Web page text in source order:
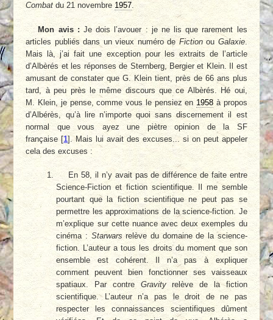
Combatdu 21 novembre1957.
Mon avis :Je dois l’avouer : je ne lis que rarement les
articles publiés dans un vieux numéro de Fictionou Galaxie.
Mais là, j’ai fait une exception pour les extraits de l’article
d’Albèrés et les réponses de Sternberg, Bergier et Klein. Il est
amusant de constater que G. Klein tient, près de 66 ans plus
tard, à peu près le même discours que ce Albèrés. Hé oui,
M. Klein, je pense, comme vous le pensiez en 1958à propos
d’Albérès, qu’à lire n’importe quoi sans discernement il est
normal que vous ayez une piètre opinion de la SF
française[1] . Mais lui avait des excuses... si on peut appeler
cela des excuses :
En 58, il n’y avait pas de différence de faite entre
Science-Fiction et fiction scientifique. Il me semble
pourtant que la fiction scientifique ne peut pas se
permettre les approximations de la science-fiction. Je
m’explique sur cette nuance avec deux exemples du
cinéma : Starwarsrelève du domaine de la science-
fiction. L’auteur a tous les droits du moment que son
ensemble est cohérent. Il n’a pas à expliquer
comment peuvent bien fonctionner ses vaisseaux
spatiaux. Par contreGravityrelève de la fiction
scientifique. L’auteur n’a pas le droit de ne pas
respecter les connaissances scientifiques dûment